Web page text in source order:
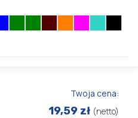
Twoja cena:
19,59 zł (netto)